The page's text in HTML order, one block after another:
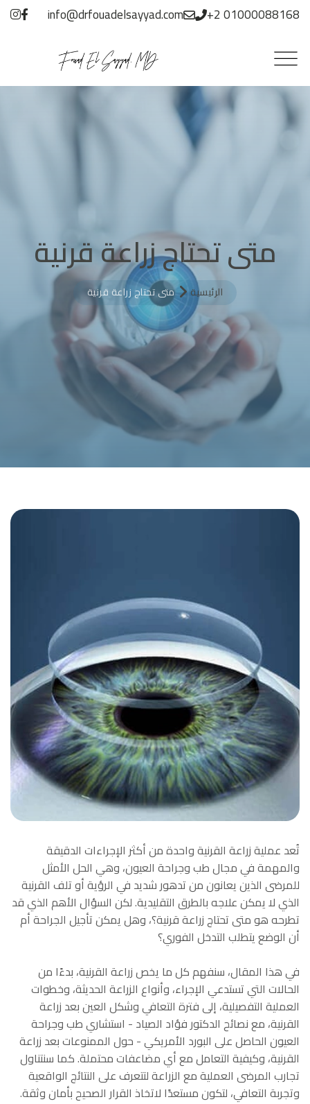
+2 01000088168
info@drfouadelsayyad.com
متى تحتاج زراعة قرنية
الرئيسية متى تحتاج زراعة قرنية
تُعد عملية زراعة القرنية واحدة من أكثر الإجراءات الدقيقة
والمهمة في مجال طب وجراحة العيون، وهي الحل الأمثل
للمرضى الذين يعانون من تدهور شديد في الرؤية أو تلف القرنية
الذي لا يمكن علاجه بالطرق التقليدية. لكن السؤال الأهم الذي قد
تطرحه هو متى تحتاج زراعة قرنية؟، وهل يمكن تأجيل الجراحة أم
أن الوضع يتطلب التدخل الفوري؟
في هذا المقال، سنفهم كل ما يخص زراعة القرنية، بدءًا من
الحالات التي تستدعي الإجراء، وأنواع الزراعة الحديثة، وخطوات
العملية التفصيلية، إلى فترة التعافي وشكل العين بعد زراعة
القرنية، مع نصائح الدكتور فؤاد الصياد - استشاري طب وجراحة
العيون الحاصل على البورد الأمريكي - حول الممنوعات بعد زراعة
القرنية، وكيفية التعامل مع أي مضاعفات محتملة. كما سنتناول
تجارب المرضى العملية مع الزراعة لتتعرف على النتائج الواقعية
وتجربة التعافي، لتكون مستعدًا لاتخاذ القرار الصحيح بأمان وثقة.